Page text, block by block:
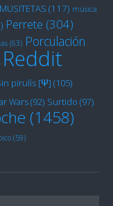
MUSITETAS (117) música
Perrete (304)
(63) Porculación
Reddit
pirulís [Ψ] (105)
Wars(92) Surtido (97)
(1458)
(59)